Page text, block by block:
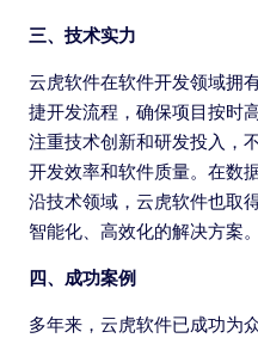
三、技术实力
云虎软件在软件开发领域拥
捷开发流程，确保项目按时
注重技术创新和研发投入，
开发效率和软件质量。在数
沿技术领域，云虎软件也取
智能化、高效化的解决方案。
四、成功案例
多年来，云虎软件已成功为